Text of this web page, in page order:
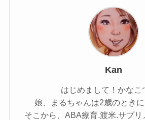
Kan
はじめまして！かなこ
娘、まるちゃんは2歳のとき
そこから、ABA療育.渡米.サプリ